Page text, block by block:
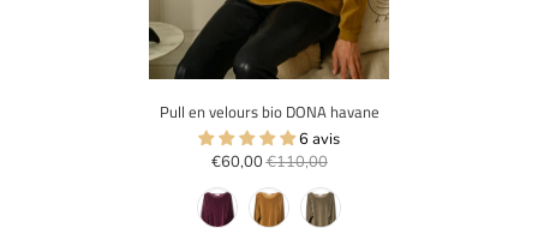
Pull en velours bio DONA havane
6 avis
€60,00€110,00